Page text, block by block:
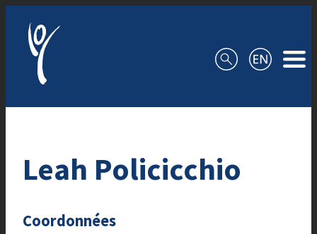
Leah Policicchio
Coordonnées